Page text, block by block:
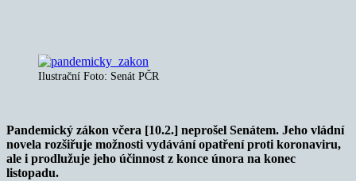
Ilustrační Foto: Senát PČR
Pandemický zákon včera [10.2.] neprošel Senátem. Jeho vládní
novela rozšiřuje možnosti vydávání opatření proti koronaviru,
ale i prodlužuje jeho účinnost z konce února na konec
listopadu.